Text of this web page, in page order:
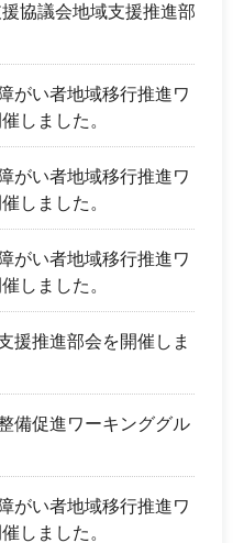
協議会地域支援推進部
がい者地域移行推進ワ
しました。
がい者地域移行推進ワ
しました。
がい者地域移行推進ワ
しました。
援推進部会を開催しま
備促進ワーキンググル
がい者地域移行推進ワ
しました。